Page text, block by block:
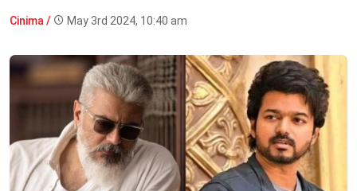
Cinima / May 3rd 2024, 10:40 am